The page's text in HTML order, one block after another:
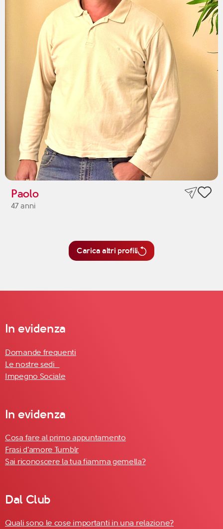
Paolo
47 anni
Carica altri profili
In evidenza
Domande frequenti
Le nostre sedi
Impegno Sociale
In evidenza
Cosa fare al primo appuntamento
Frasi d'amore Tumblr
Sai riconoscere la tua fiamma gemella?
Dal Club
Quali sono le cose importanti in una relazione?